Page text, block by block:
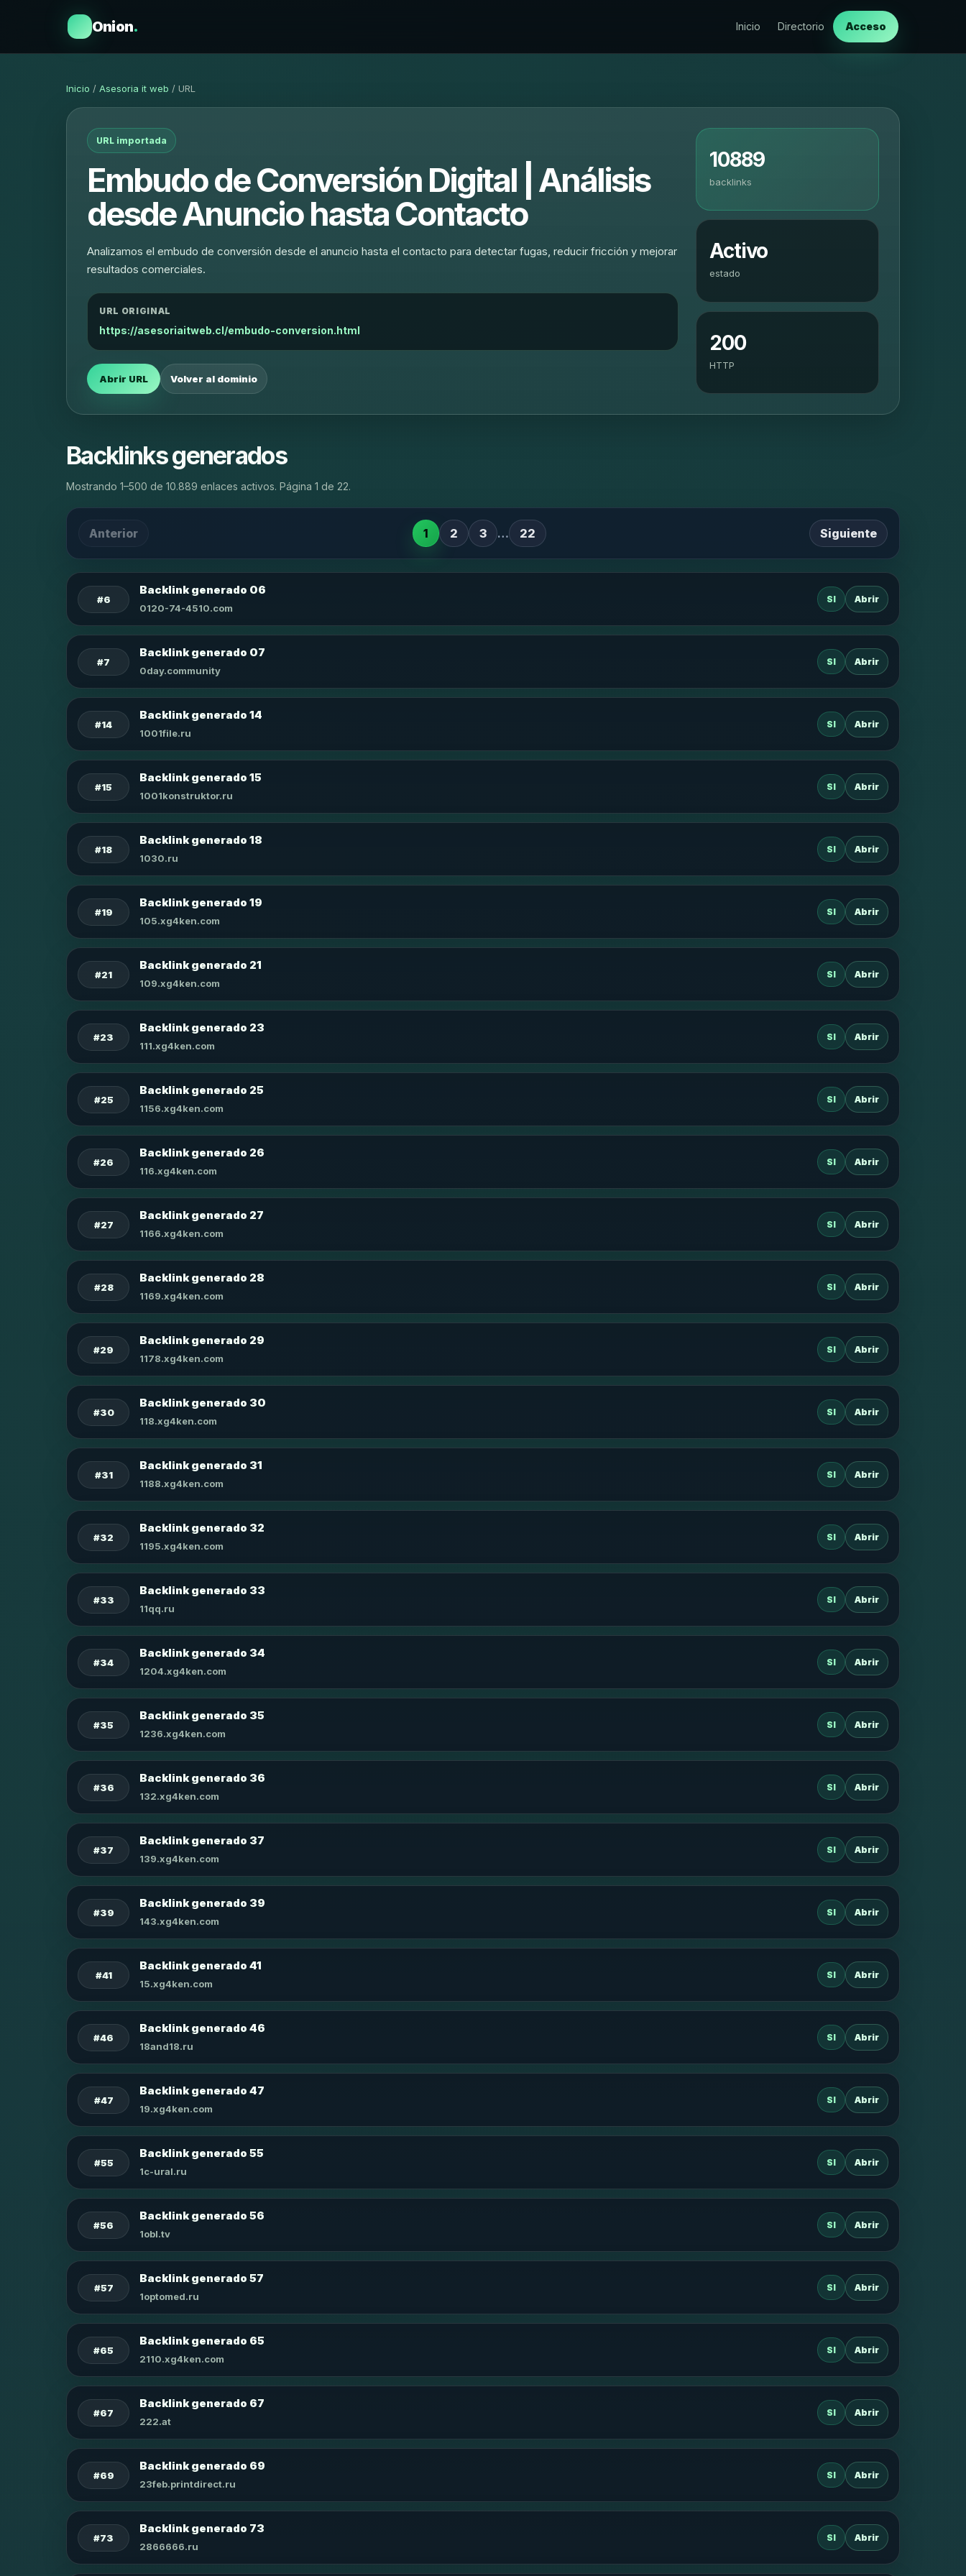
Onion. Inicio Directorio Acceso
Inicio / Asesoria it web / URL
URL importada
Embudo de Conversión Digital | Análisis
desde Anuncio hasta Contacto
Analizamos el embudo de conversión desde el anuncio hasta el contacto para detectar fugas, reducir fricción y mejorar
resultados comerciales.
URL ORIGINAL
https://asesoriaitweb.cl/embudo-conversion.html
Abrir URL Volver al dominio
10889
backlinks
Activo
estado
200
HTTP
Backlinks generados
Mostrando 1–500 de 10.889 enlaces activos. Página 1 de 22.
Anterior 1 2 3 … 22 Siguiente
#6
Backlink generado 06
0120-74-4510.com
SI Abrir
#7
Backlink generado 07
0day.community
SI Abrir
#14
Backlink generado 14
1001file.ru
SI Abrir
#15
Backlink generado 15
1001konstruktor.ru
SI Abrir
#18
Backlink generado 18
1030.ru
SI Abrir
#19
Backlink generado 19
105.xg4ken.com
SI Abrir
#21
Backlink generado 21
109.xg4ken.com
SI Abrir
#23
Backlink generado 23
111.xg4ken.com
SI Abrir
#25
Backlink generado 25
1156.xg4ken.com
SI Abrir
#26
Backlink generado 26
116.xg4ken.com
SI Abrir
#27
Backlink generado 27
1166.xg4ken.com
SI Abrir
#28
Backlink generado 28
1169.xg4ken.com
SI Abrir
#29
Backlink generado 29
1178.xg4ken.com
SI Abrir
#30
Backlink generado 30
118.xg4ken.com
SI Abrir
#31
Backlink generado 31
1188.xg4ken.com
SI Abrir
#32
Backlink generado 32
1195.xg4ken.com
SI Abrir
#33
Backlink generado 33
11qq.ru
SI Abrir
#34
Backlink generado 34
1204.xg4ken.com
SI Abrir
#35
Backlink generado 35
1236.xg4ken.com
SI Abrir
#36
Backlink generado 36
132.xg4ken.com
SI Abrir
#37
Backlink generado 37
139.xg4ken.com
SI Abrir
#39
Backlink generado 39
143.xg4ken.com
SI Abrir
#41
Backlink generado 41
15.xg4ken.com
SI Abrir
#46
Backlink generado 46
18and18.ru
SI Abrir
#47
Backlink generado 47
19.xg4ken.com
SI Abrir
#55
Backlink generado 55
1c-ural.ru
SI Abrir
#56
Backlink generado 56
1obl.tv
SI Abrir
#57
Backlink generado 57
1optomed.ru
SI Abrir
#65
Backlink generado 65
2110.xg4ken.com
SI Abrir
#67
Backlink generado 67
222.at
SI Abrir
#69
Backlink generado 69
23feb.printdirect.ru
SI Abrir
#73
Backlink generado 73
2866666.ru
SI Abrir